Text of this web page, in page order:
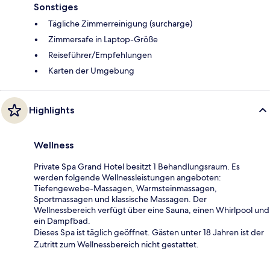
Sonstiges
Tägliche Zimmerreinigung (surcharge)
Zimmersafe in Laptop-Größe
Reiseführer/Empfehlungen
Karten der Umgebung
Highlights
Wellness
Private Spa Grand Hotel besitzt 1 Behandlungsraum. Es
werden folgende Wellnessleistungen angeboten:
Tiefengewebe-Massagen, Warmsteinmassagen,
Sportmassagen und klassische Massagen. Der
Wellnessbereich verfügt über eine Sauna, einen Whirlpool und
ein Dampfbad.
Dieses Spa ist täglich geöffnet. Gästen unter 18 Jahren ist der
Zutritt zum Wellnessbereich nicht gestattet.